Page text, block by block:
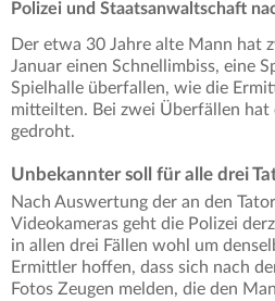
Polizei und Staatsanwaltschaft
Der etwa 30 Jahre alte Mann hat
Januar einen Schnellimbiss, eine
Spielhalle überfallen, wie die
mitteilten. Bei zwei Überfällen hat
gedroht.
Unbekannter soll für alle drei
Nach Auswertung der an den
Videokameras geht die Polizei
in allen drei Fällen wohl um
Ermittler hoffen, dass sich nach
Fotos Zeugen melden, die den